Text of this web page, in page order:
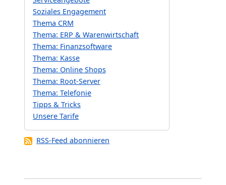
Soziales Engagement
Thema CRM
Thema: ERP & Warenwirtschaft
Thema: Finanzsoftware
Thema: Kasse
Thema: Online Shops
Thema: Root-Server
Thema: Telefonie
Tipps & Tricks
Unsere Tarife
RSS-Feed abonnieren